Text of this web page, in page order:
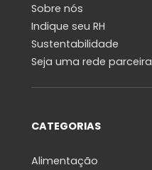
Sobre nós
Indique seu RH
Sustentabilidade
Seja uma rede parceira
CATEGORIAS
Alimentação